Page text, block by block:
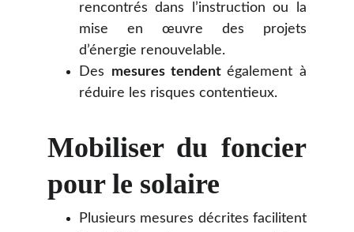
rencontrés dans l’instruction ou la
mise en œuvre des projets
d’énergie renouvelable.
Des mesures tendentégalement à
réduire les risques contentieux.
Mobiliser du foncier
pour le solaire
Plusieurs mesures décrites facilitent